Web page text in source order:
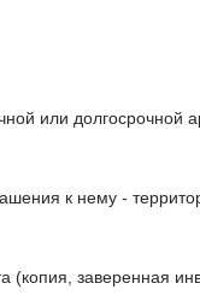
или долгосрочной
к нему -
(копия, заверенная